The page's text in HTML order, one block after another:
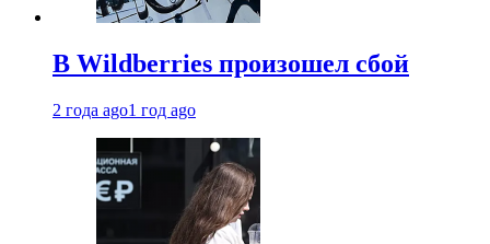
В Wildberries произошел сбой
2 года ago1 год ago